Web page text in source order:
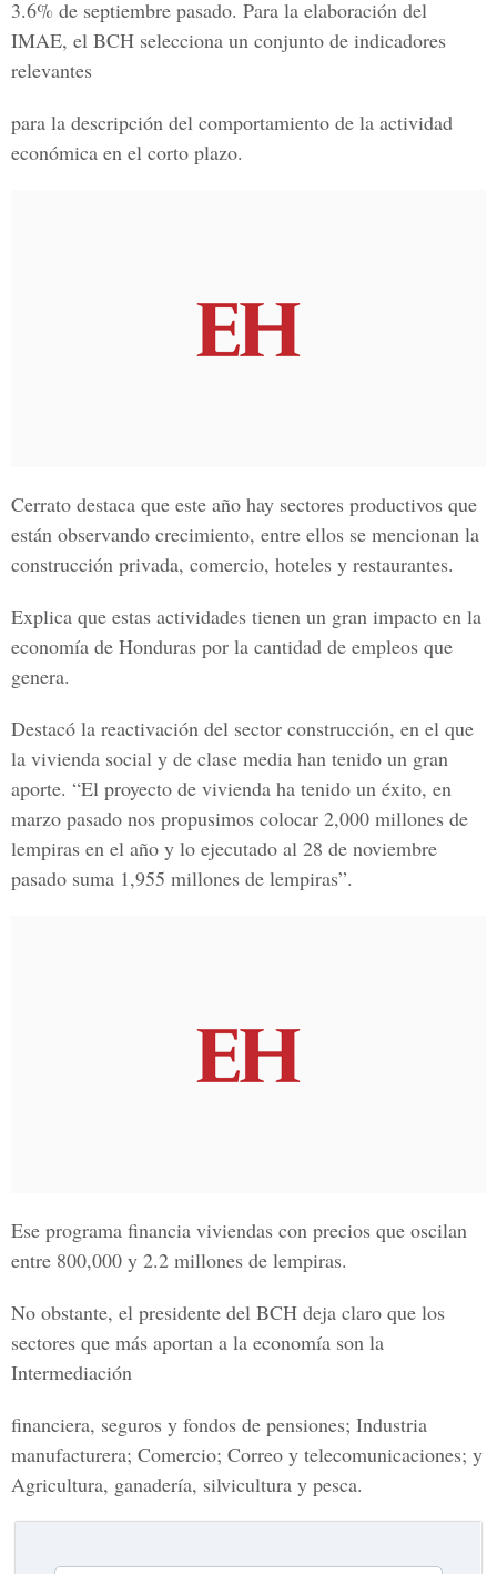
3.6% de septiembre pasado. Para la elaboración del
IMAE, el BCH selecciona un conjunto de indicadores
relevantes
para la descripción del comportamiento de la actividad
económica en el corto plazo.
Cerrato destaca que este año hay sectores productivos que
están observando crecimiento, entre ellos se mencionan la
construcción privada, comercio, hoteles y restaurantes.
Explica que estas actividades tienen un gran impacto en la
economía de Honduras por la cantidad de empleos que
genera.
Destacó la reactivación del sector construcción, en el que
la vivienda social y de clase media han tenido un gran
aporte. “El proyecto de vivienda ha tenido un éxito, en
marzo pasado nos propusimos colocar 2,000 millones de
lempiras en el año y lo ejecutado al 28 de noviembre
pasado suma 1,955 millones de lempiras”.
Ese programa financia viviendas con precios que oscilan
entre 800,000 y 2.2 millones de lempiras.
No obstante, el presidente del BCH deja claro que los
sectores que más aportan a la economía son la
Intermediación
financiera, seguros y fondos de pensiones; Industria
manufacturera; Comercio; Correo y telecomunicaciones; y
Agricultura, ganadería, silvicultura y pesca.